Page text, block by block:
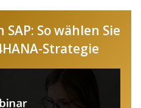
So wählen Sie
Strategie